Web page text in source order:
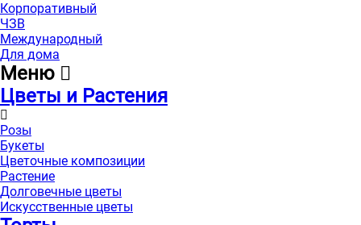
Корпоративный
ЧЗВ
Международный
Для дома
Меню
Цветы и Растения
Розы
Букеты
Цветочные композиции
Растение
Долговечные цветы
Искусственные цветы